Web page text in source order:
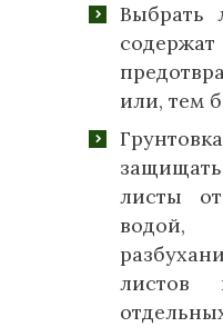
Выбрать
или, тем
листы